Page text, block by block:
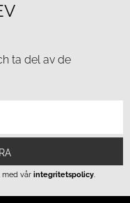
ta del av de
med vår integritetspolicy